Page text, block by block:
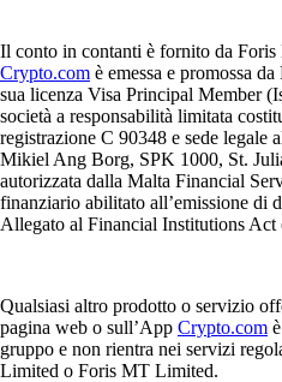
Il conto in contanti è fornito da
Crypto.com è emessa e promossa
sua licenza Visa Principal Member
società a responsabilità limitata
registrazione C 90348 e sede legale
Mikiel Ang Borg, SPK 1000, St.
autorizzata dalla Malta Financial
finanziario abilitato all’emissione di
Allegato al Financial Institutions
Qualsiasi altro prodotto o servizio
pagina web o sull’App Crypto.com
gruppo e non rientra nei servizi
Limited o Foris MT Limited.